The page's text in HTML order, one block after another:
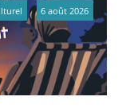
6 août 2026